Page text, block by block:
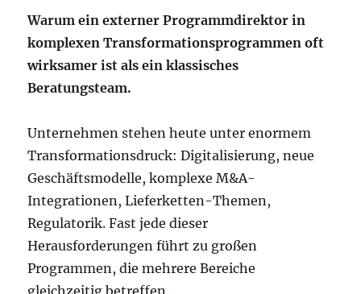
Warum ein externer Programmdirektor in
komplexen Transformationsprogrammen oft
wirksamer ist als ein klassisches
Beratungsteam.
Unternehmen stehen heute unter enormem
Transformationsdruck: Digitalisierung, neue
Geschäftsmodelle, komplexe M&A-
Integrationen, Lieferketten-Themen,
Regulatorik. Fast jede dieser
Herausforderungen führt zu großen
Programmen, die mehrere Bereiche